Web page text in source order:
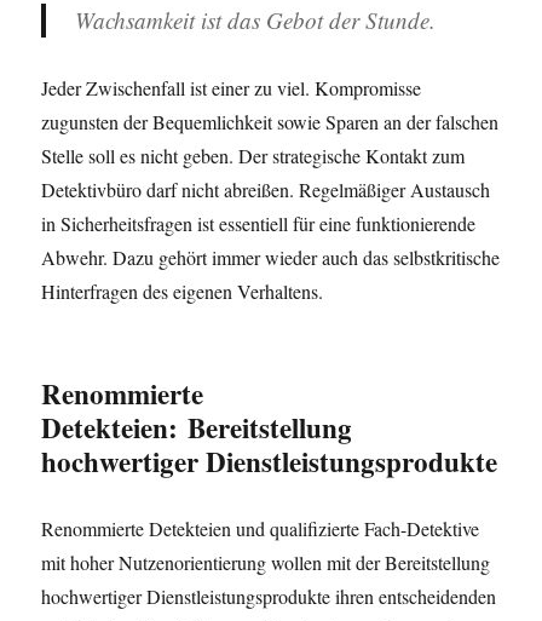
Wachsamkeit ist das Gebot der Stunde.
Jeder Zwischenfall ist einer zu viel. Kompromisse
zugunsten der Bequemlichkeit sowie Sparen an der falschen
Stelle soll es nicht geben. Der strategische Kontakt zum
Detektivbüro darf nicht abreißen. Regelmäßiger Austausch
in Sicherheitsfragen ist essentiell für eine funktionierende
Abwehr. Dazu gehört immer wieder auch das selbstkritische
Hinterfragen des eigenen Verhaltens.
Renommierte
Detekteien: Bereitstellung
hochwertiger Dienstleistungsprodukte
Renommierte Detekteien und qualifizierte Fach-Detektive
mit hoher Nutzenorientierung wollen mit der Bereitstellung
hochwertiger Dienstleistungsprodukte ihren entscheidenden